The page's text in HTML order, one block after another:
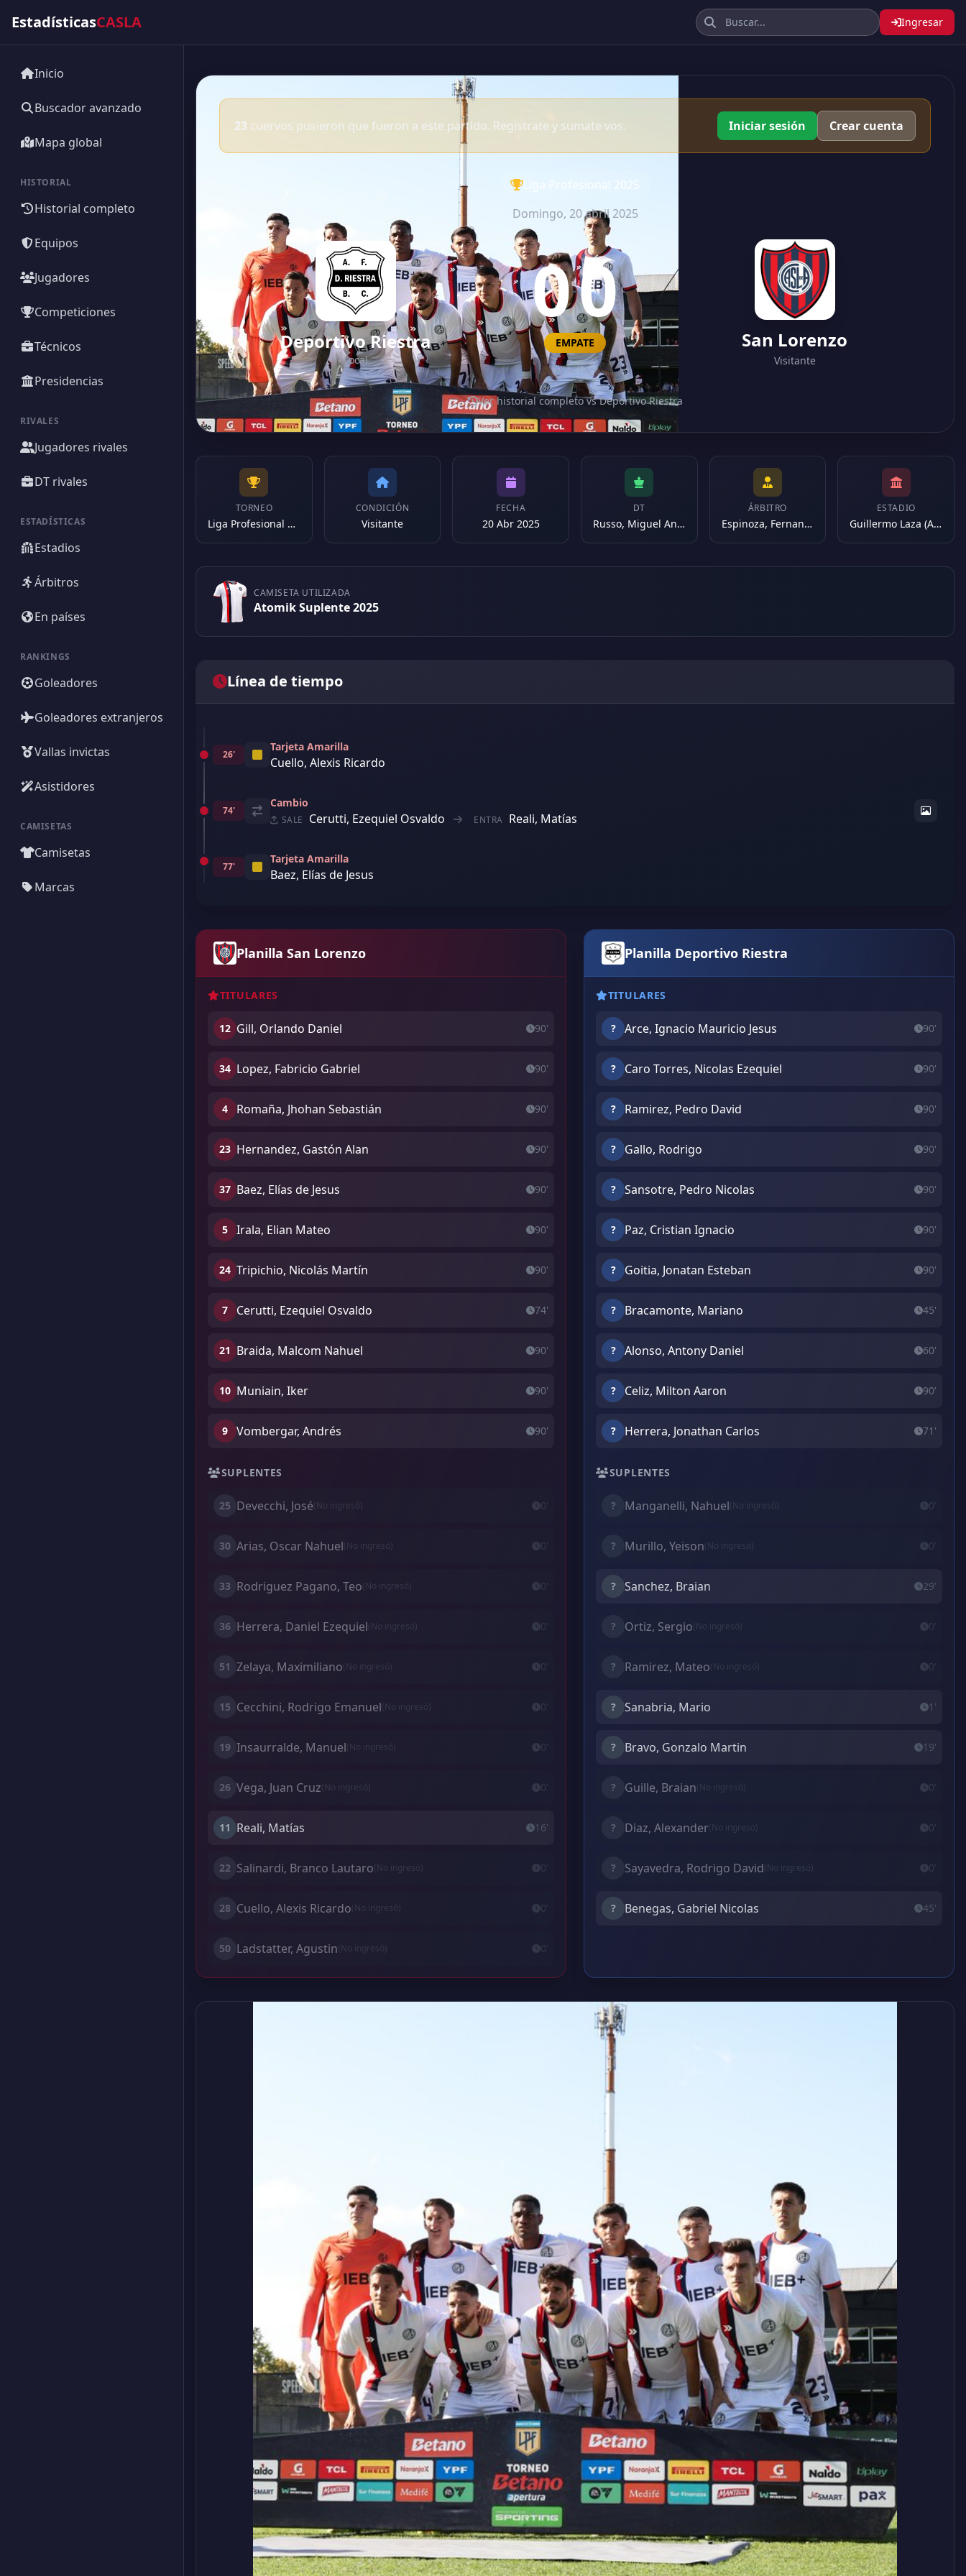
EstadísticasCASLA Ingresar
Inicio
Buscador avanzado
Mapa global
HISTORIAL
Historial completo
Equipos
Jugadores
Competiciones
Técnicos
Presidencias
RIVALES
Jugadores rivales
DT rivales
ESTADÍSTICAS
Estadios
Árbitros
En países
RANKINGS
Goleadores
Goleadores extranjeros
Vallas invictas
Asistidores
CAMISETAS
Camisetas
Marcas
23 cuervos pusieron que fueron a este partido. Registrate y sumate vos. Iniciar sesión Crear cuenta
Liga Profesional 2025
Domingo, 20 abril 2025
Deportivo Riestra
Local
0-0
EMPATE San Lorenzo
Visitante
Ver historial completo vs Deportivo Riestra
TORNEO
Liga Profesional 2025
CONDICIÓN
Visitante
FECHA
20 Abr 2025
DT
Russo, Miguel Angel
ÁRBITRO
Espinoza, Fernando
ESTADIO
Guillermo Laza (Argentina)
CAMISETA UTILIZADA
Atomik Suplente 2025
Línea de tiempo
26'
Tarjeta Amarilla
Cuello, Alexis Ricardo
74'
Cambio
SALE Cerutti, Ezequiel Osvaldo ENTRA Reali, Matías
77'
Tarjeta Amarilla
Baez, Elías de Jesus
Planilla San Lorenzo
TITULARES
12 Gill, Orlando Daniel 90'
34 Lopez, Fabricio Gabriel 90'
4 Romaña, Jhohan Sebastián 90'
23 Hernandez, Gastón Alan 90'
37 Baez, Elías de Jesus 90'
5 Irala, Elian Mateo 90'
24 Tripichio, Nicolás Martín 90'
7 Cerutti, Ezequiel Osvaldo 74'
21 Braida, Malcom Nahuel 90'
10 Muniain, Iker 90'
9 Vombergar, Andrés 90'
SUPLENTES
25 Devecchi, José(No ingresó) 0'
30 Arias, Oscar Nahuel(No ingresó) 0'
33 Rodriguez Pagano, Teo(No ingresó) 0'
36 Herrera, Daniel Ezequiel(No ingresó) 0'
51 Zelaya, Maximiliano(No ingresó) 0'
15 Cecchini, Rodrigo Emanuel(No ingresó) 0'
19 Insaurralde, Manuel(No ingresó) 0'
26 Vega, Juan Cruz(No ingresó) 0'
11 Reali, Matías 16'
22 Salinardi, Branco Lautaro(No ingresó) 0'
28 Cuello, Alexis Ricardo(No ingresó) 0'
50 Ladstatter, Agustin(No ingresó) 0'
Planilla Deportivo Riestra
TITULARES
? Arce, Ignacio Mauricio Jesus 90'
? Caro Torres, Nicolas Ezequiel 90'
? Ramirez, Pedro David 90'
? Gallo, Rodrigo 90'
? Sansotre, Pedro Nicolas 90'
? Paz, Cristian Ignacio 90'
? Goitia, Jonatan Esteban 90'
? Bracamonte, Mariano 45'
? Alonso, Antony Daniel 60'
? Celiz, Milton Aaron 90'
? Herrera, Jonathan Carlos 71'
SUPLENTES
? Manganelli, Nahuel(No ingresó) 0'
? Murillo, Yeison(No ingresó) 0'
? Sanchez, Braian 29'
? Ortiz, Sergio(No ingresó) 0'
? Ramirez, Mateo(No ingresó) 0'
? Sanabria, Mario 1'
? Bravo, Gonzalo Martin 19'
? Guille, Braian(No ingresó) 0'
? Diaz, Alexander(No ingresó) 0'
? Sayavedra, Rodrigo David(No ingresó) 0'
? Benegas, Gabriel Nicolas 45'